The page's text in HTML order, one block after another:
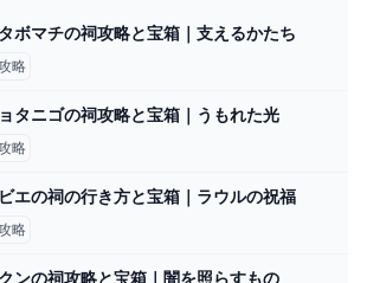
ボマチの祠攻略と宝箱｜支えるかたち
略
タニゴの祠攻略と宝箱｜うもれた光
略
エの祠の行き方と宝箱｜ラウルの祝福
略
ンの祠攻略と宝箱｜闇を照らすもの